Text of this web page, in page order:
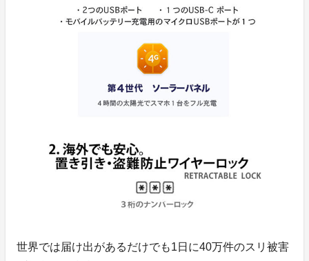
世界では届け出があるだけでも1日に40万件のスリ被害